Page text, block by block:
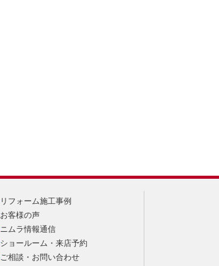
リフォーム施工事例
お客様の声
ニムラ情報通信
ショールーム・来店予約
ご相談・お問い合わせ